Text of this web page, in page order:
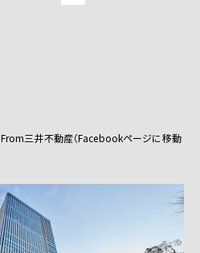
From三井不動産（Facebookページに移動